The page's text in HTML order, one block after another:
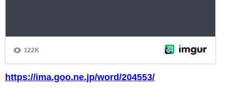
https://ima.goo.ne.jp/word/204553/